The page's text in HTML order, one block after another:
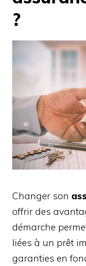
?
Changer son
offrir des
démarche
liées à un prêt
garanties en